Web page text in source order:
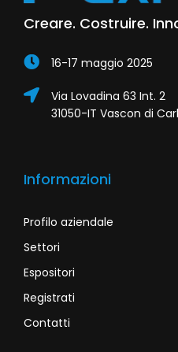
Creare. Costruire.
16-17 maggio 2025
Via Lovadina 63 Int. 2
31050-IT Vascon di
Informazioni
Profilo aziendale
Settori
Espositori
Registrati
Contatti